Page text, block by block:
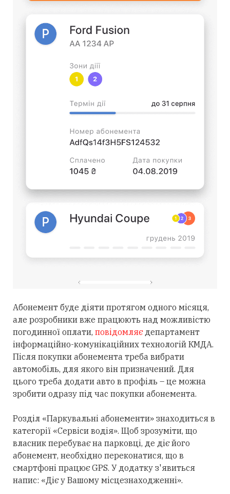
Абонемент буде діяти протягом одного місяця,
але розробники вже працюють над можливістю
погодинної оплати, повідомляєдепартамент
інформаційно-комунікаційних технологій КМДА.
Після покупки абонемента треба вибрати
автомобіль, для якого він призначений. Для
цього треба додати авто в профіль – це можна
зробити одразу під час покупки абонемента.
Розділ «Паркувальні абонементи» знаходиться в
категорії «Сервіси водія». Щоб зрозуміти, що
власник перебуває на парковці, де діє його
абонемент, необхідно переконатися, що в
смартфоні працює GPS. У додатку з'явиться
напис: «Діє у Вашому місцезнаходженні».